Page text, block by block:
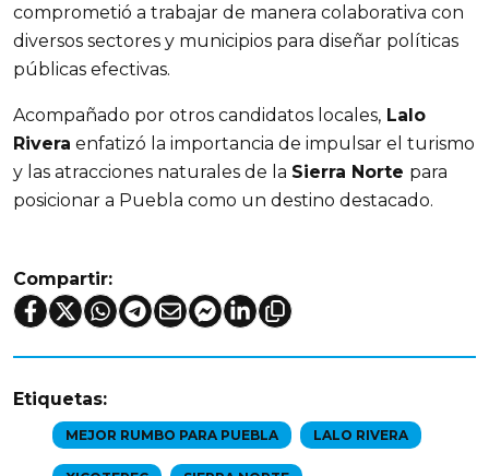
comprometió a trabajar de manera colaborativa con
diversos sectores y municipios para diseñar políticas
públicas efectivas.
Acompañado por otros candidatos locales, Lalo
Rivera enfatizó la importancia de impulsar el turismo
y las atracciones naturales de la Sierra Norte para
posicionar a Puebla como un destino destacado.
Compartir:
Etiquetas:
MEJOR RUMBO PARA PUEBLA LALO RIVERA